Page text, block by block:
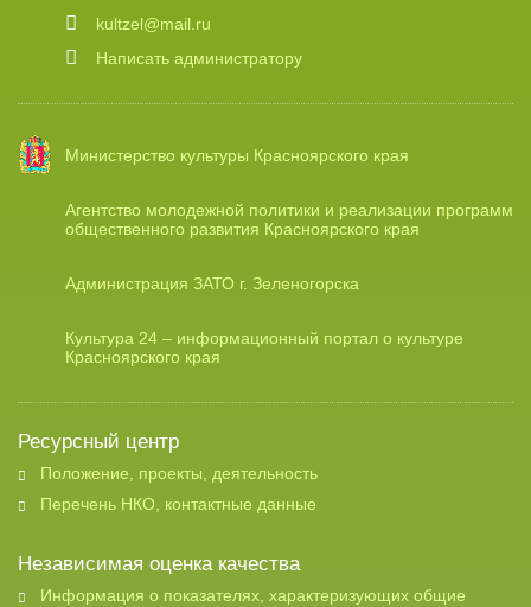
kultzel@mail.ru
Написать администратору
Министерство культуры Красноярского края
Агентство молодежной политики и реализации программ
общественного развития Красноярского края
Администрация ЗАТО г. Зеленогорска
Культура 24 – информационный портал о культуре
Красноярского края
Ресурсный центр
Положение, проекты, деятельность
Перечень НКО, контактные данные
Независимая оценка качества
Информация о показателях, характеризующих общие